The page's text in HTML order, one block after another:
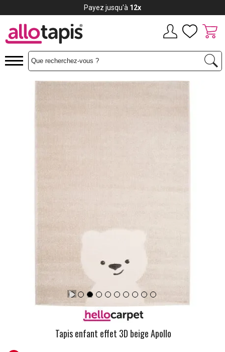
Tapis enfant effet 3D beige Apollo
Payez jusqu'à 12x